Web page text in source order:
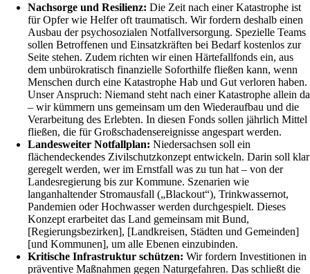
Nachsorge und Resilienz: Die Zeit nach einer Katastrophe ist
für Opfer wie Helfer oft traumatisch. Wir fordern deshalb einen
Ausbau der psychosozialen Notfallversorgung. Spezielle Teams
sollen Betroffenen und Einsatzkräften bei Bedarf kostenlos zur
Seite stehen. Zudem richten wir einen Härtefallfonds ein, aus
dem unbürokratisch finanzielle Soforthilfe fließen kann, wenn
Menschen durch eine Katastrophe Hab und Gut verloren haben.
Unser Anspruch: Niemand steht nach einer Katastrophe allein da
– wir kümmern uns gemeinsam um den Wiederaufbau und die
Verarbeitung des Erlebten. In diesen Fonds sollen jährlich Mittel
fließen, die für Großschadensereignisse angespart werden.
Landesweiter Notfallplan: Niedersachsen soll ein
flächendeckendes Zivilschutzkonzept entwickeln. Darin soll klar
geregelt werden, wer im Ernstfall was zu tun hat – von der
Landesregierung bis zur Kommune. Szenarien wie
langanhaltender Stromausfall („Blackout“), Trinkwassernot,
Pandemien oder Hochwasser werden durchgespielt. Dieses
Konzept erarbeitet das Land gemeinsam mit Bund,
[Regierungsbezirken], [Landkreisen, Städten und Gemeinden]
[und Kommunen], um alle Ebenen einzubinden.
Kritische Infrastruktur schützen: Wir fordern Investitionen in
präventive Maßnahmen gegen Naturgefahren. Das schließt die